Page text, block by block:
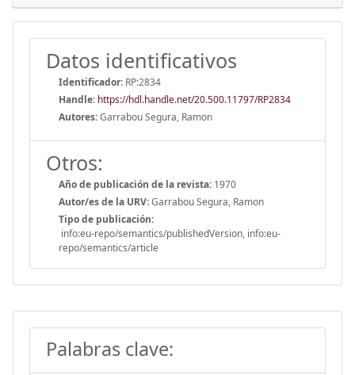
Datos identificativos
Identificador: RP:2834
Handle: https://hdl.handle.net/20.500.11797/RP2834
Autores:Garrabou Segura, Ramon
Otros:
Año de publicación de la revista: 1970
Autor/es de la URV:Garrabou Segura, Ramon
Tipo de publicación:
info:eu-repo/semantics/publishedVersion, info:eu-
repo/semantics/article
Palabras clave: